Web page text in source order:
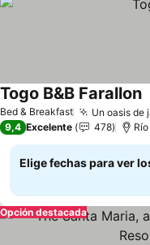
Bed & Breakfast Un oasis de
Togo B&B Farallon
9,4 Excelente 478
Elige fechas para ver
Opción destacada